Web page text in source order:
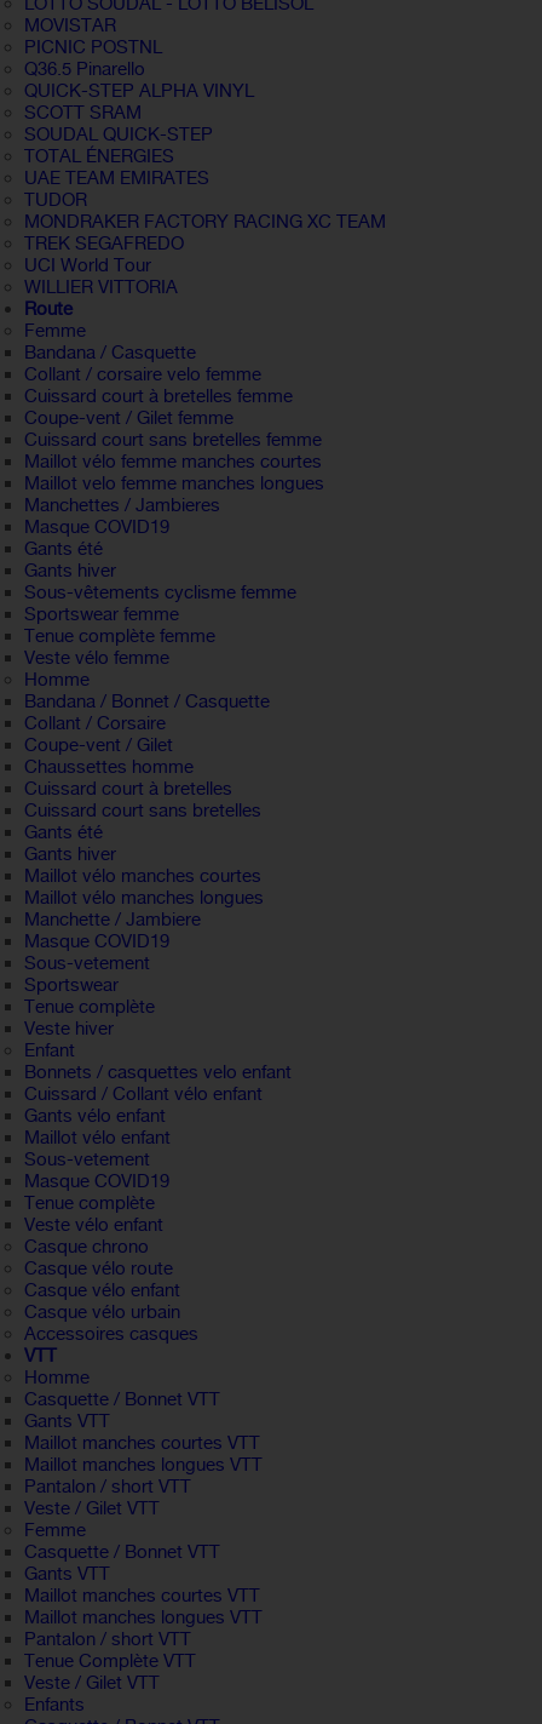
MOVISTAR
PICNIC POSTNL
Q36.5 Pinarello
QUICK-STEP ALPHA VINYL
SCOTT SRAM
SOUDAL QUICK-STEP
TOTAL ÉNERGIES
UAE TEAM EMIRATES
TUDOR
MONDRAKER FACTORY RACING XC TEAM
TREK SEGAFREDO
UCI World Tour
WILLIER VITTORIA
Route
Femme
Bandana / Casquette
Collant / corsaire velo femme
Cuissard court à bretelles femme
Coupe-vent / Gilet femme
Cuissard court sans bretelles femme
Maillot vélo femme manches courtes
Maillot velo femme manches longues
Manchettes / Jambieres
Masque COVID19
Gants été
Gants hiver
Sous-vêtements cyclisme femme
Sportswear femme
Tenue complète femme
Veste vélo femme
Homme
Bandana / Bonnet / Casquette
Collant / Corsaire
Coupe-vent / Gilet
Chaussettes homme
Cuissard court à bretelles
Cuissard court sans bretelles
Gants été
Gants hiver
Maillot vélo manches courtes
Maillot vélo manches longues
Manchette / Jambiere
Masque COVID19
Sous-vetement
Sportswear
Tenue complète
Veste hiver
Enfant
Bonnets / casquettes velo enfant
Cuissard / Collant vélo enfant
Gants vélo enfant
Maillot vélo enfant
Sous-vetement
Masque COVID19
Tenue complète
Veste vélo enfant
Casque chrono
Casque vélo route
Casque vélo enfant
Casque vélo urbain
Accessoires casques
VTT
Homme
Casquette / Bonnet VTT
Gants VTT
Maillot manches courtes VTT
Maillot manches longues VTT
Pantalon / short VTT
Veste / Gilet VTT
Femme
Casquette / Bonnet VTT
Gants VTT
Maillot manches courtes VTT
Maillot manches longues VTT
Pantalon / short VTT
Tenue Complète VTT
Veste / Gilet VTT
Enfants